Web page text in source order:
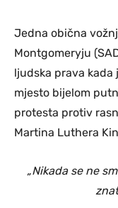
Jedna obična
Montgomeryju
ljudska prava kada
mjesto bijelom
protesta protiv
Martina Luthera
„Nikada se ne